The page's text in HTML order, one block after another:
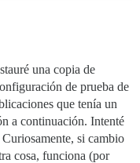
una copia de
de prueba de
que tenía un
a continuación. Intenté
si cambio
cosa, funciona (por